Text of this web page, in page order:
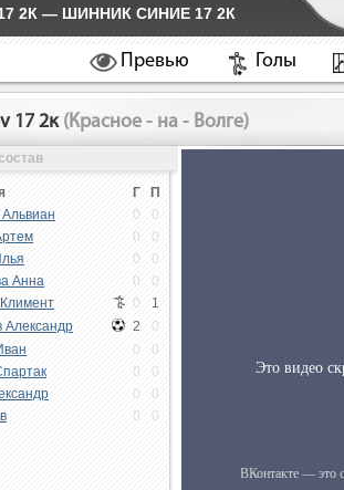
17 2К — ШИННИК СИНИЕ 17 2К
Превью Голы
17 2к (Красное - на - Волге)
Г П
0 0
0 0
0 0
Анна 0 0
0 1
Александр 2 0
0 0
0 0
0 0
0 0